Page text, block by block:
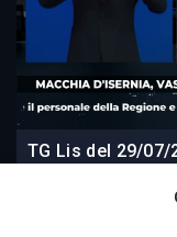
TG Lis del 29/07/